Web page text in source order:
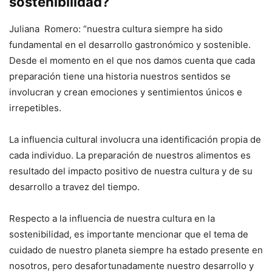
Juliana Romero: “nuestra cultura siempre ha sido
fundamental en el desarrollo gastronómico y sostenible.
Desde el momento en el que nos damos cuenta que cada
preparación tiene una historia nuestros sentidos se
involucran y crean emociones y sentimientos únicos e
irrepetibles.
La influencia cultural involucra una identificación propia de
cada individuo. La preparación de nuestros alimentos es
resultado del impacto positivo de nuestra cultura y de su
desarrollo a travez del tiempo.
Respecto a la influencia de nuestra cultura en la
sostenibilidad, es importante mencionar que el tema de
cuidado de nuestro planeta siempre ha estado presente en
nosotros, pero desafortunadamente nuestro desarrollo y